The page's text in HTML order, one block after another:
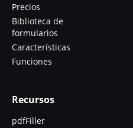
Precios
Biblioteca de
formularios
Características
Funciones
Recursos
pdfFiller